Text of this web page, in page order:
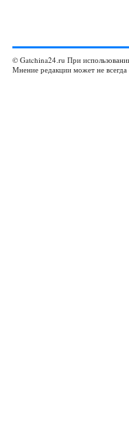
© Gatchina24.ru При
Мнение редакции может не всегда